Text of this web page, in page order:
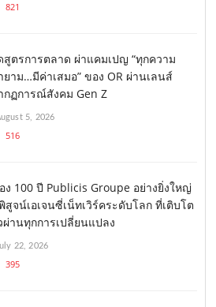
821
สูตรการตลาด ผ่าแคมเปญ “ทุกความ
ยาม…มีค่าเสมอ” ของ OR ผ่านเลนส์
กฏการณ์สังคม Gen Z
5, 2026
516
ง 100 ปี Publicis Groupe อย่างยิ่งใหญ่
สูจน์เอเจนซี่เน็ทเวิร์คระดับโลก ที่เติบโต
ผ่านทุกการเปลี่ยนแปลง
22, 2026
395